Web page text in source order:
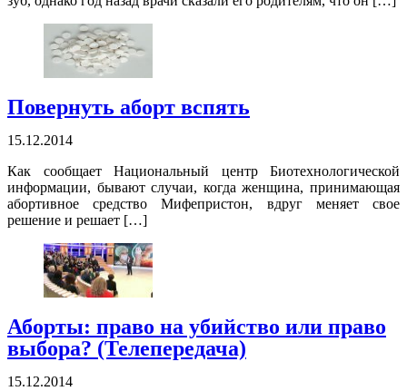
Повернуть аборт вспять
15.12.2014
Как сообщает Национальный центр Биотехнологической
информации, бывают случаи, когда женщина, принимающая
абортивное средство Мифепристон, вдруг меняет свое
решение и решает […]
Аборты: право на убийство или право
выбора? (Телепередача)
15.12.2014